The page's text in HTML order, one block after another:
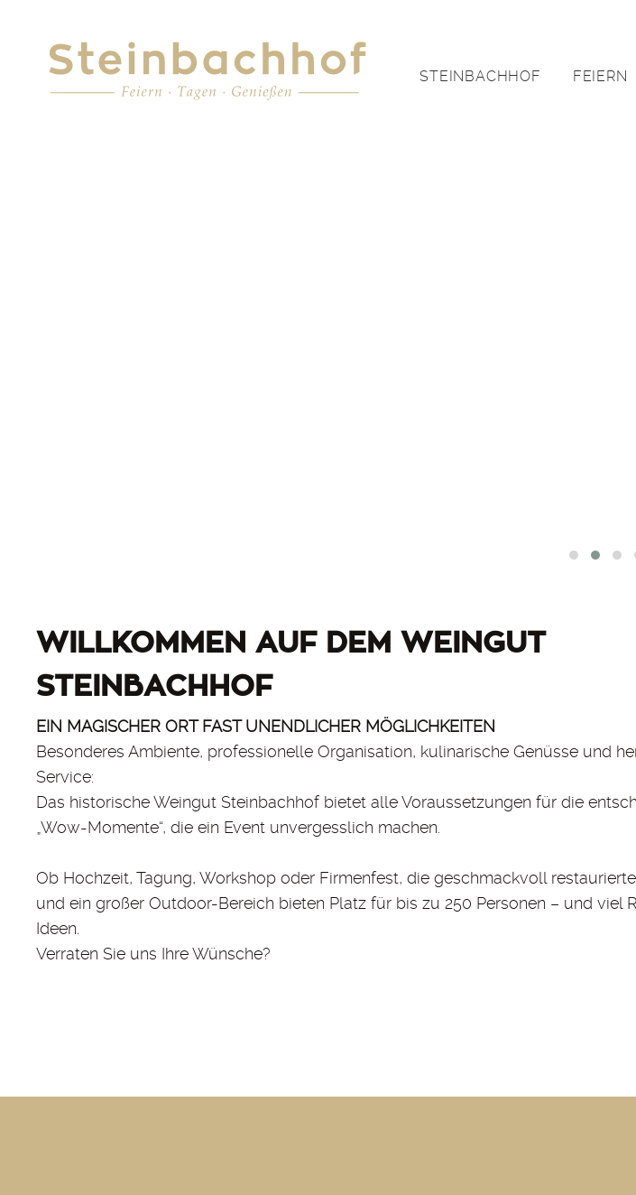
STEINBACHHOF FEIERN
WILLKOMMEN AUF DEM WEINGUT
STEINBACHHOF
EIN MAGISCHER ORT FAST UNENDLICHER MÖGLICHKEITEN
Besonderes Ambiente, professionelle Organisation, kulinarische Genüsse und
Service:
Das historische Weingut Steinbachhof bietet alle Voraussetzungen für die
„Wow-Momente“, die ein Event unvergesslich machen.
Ob Hochzeit, Tagung, Workshop oder Firmenfest, die geschmackvoll
und ein großer Outdoor-Bereich bieten Platz für bis zu 250 Personen – und viel
Ideen.
Verraten Sie uns Ihre Wünsche?